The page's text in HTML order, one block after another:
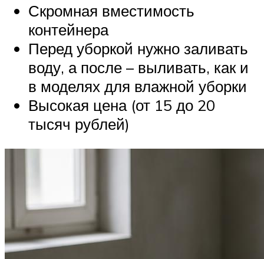
Скромная вместимость
контейнера
Перед уборкой нужно заливать
воду, а после – выливать, как и
в моделях для влажной уборки
Высокая цена (от 15 до 20
тысяч рублей)